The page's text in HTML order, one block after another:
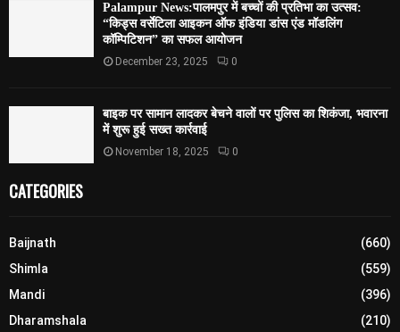
Palampur News:पालमपुर में बच्चों की प्रतिभा का उत्सव:
“किड्स वर्सेटिला आइकन ऑफ इंडिया डांस एंड मॉडलिंग
कॉम्पिटिशन” का सफल आयोजन
December 23, 2025 0
बाइक पर सामान लादकर बेचने वालों पर पुलिस का शिकंजा, भवारना
में शुरू हुई सख्त कार्रवाई
November 18, 2025 0
CATEGORIES
Baijnath
(660)
Shimla
(559)
Mandi
(396)
Dharamshala
(210)